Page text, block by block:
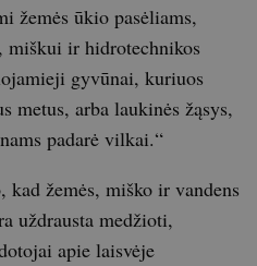
žemės ūkio pasėliams,
miškui ir hidrotechnikos
gyvūnai, kuriuos
metus, arba laukinės žąsys,
padarė vilkai.“
kad žemės, miško ir vandens
uždrausta medžioti,
apie laisvėje